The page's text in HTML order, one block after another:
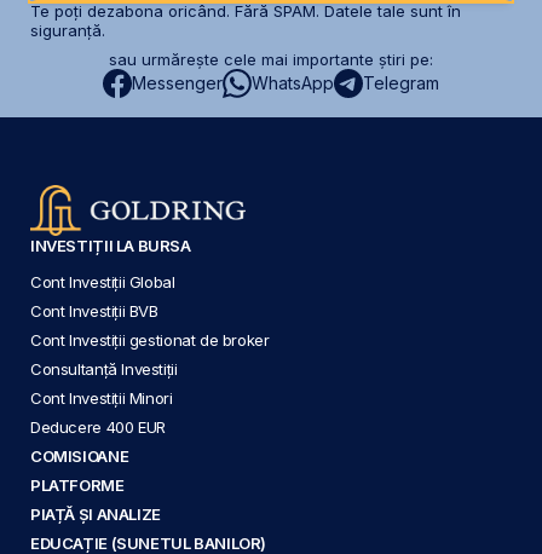
Te poți dezabona oricând. Fără SPAM. Datele tale sunt în
siguranță.
sau urmărește cele mai importante știri pe:
Messenger WhatsApp Telegram
INVESTIȚII LA BURSA
Cont Investiții Global
Cont Investiții BVB
Cont Investiții gestionat de broker
Consultanță Investiții
Cont Investiții Minori
Deducere 400 EUR
COMISIOANE
PLATFORME
PIAȚĂ ȘI ANALIZE
EDUCAȚIE (SUNETUL BANILOR)